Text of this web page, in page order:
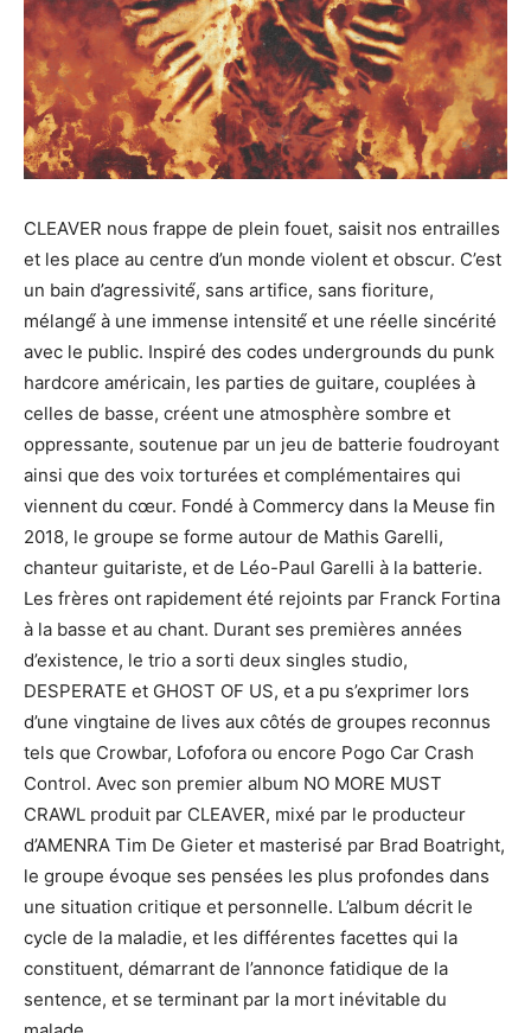
CLEAVER nous frappe de plein fouet, saisit nos entrailles
et les place au centre d’un monde violent et obscur. C’est
un bain d’agressivité́, sans artifice, sans fioriture,
mélangé́ à une immense intensité́ et une réelle sincérité
avec le public. Inspiré des codes undergrounds du punk
hardcore américain, les parties de guitare, couplées à
celles de basse, créent une atmosphère sombre et
oppressante, soutenue par un jeu de batterie foudroyant
ainsi que des voix torturées et complémentaires qui
viennent du cœur. Fondé à Commercy dans la Meuse fin
2018, le groupe se forme autour de Mathis Garelli,
chanteur guitariste, et de Léo-Paul Garelli à la batterie.
Les frères ont rapidement été rejoints par Franck Fortina
à la basse et au chant. Durant ses premières années
d’existence, le trio a sorti deux singles studio,
DESPERATE et GHOST OF US, et a pu s’exprimer lors
d’une vingtaine de lives aux côtés de groupes reconnus
tels que Crowbar, Lofofora ou encore Pogo Car Crash
Control. Avec son premier album NO MORE MUST
CRAWL produit par CLEAVER, mixé par le producteur
d’AMENRA Tim De Gieter et masterisé par Brad Boatright,
le groupe évoque ses pensées les plus profondes dans
une situation critique et personnelle. L’album décrit le
cycle de la maladie, et les différentes facettes qui la
constituent, démarrant de l’annonce fatidique de la
sentence, et se terminant par la mort inévitable du